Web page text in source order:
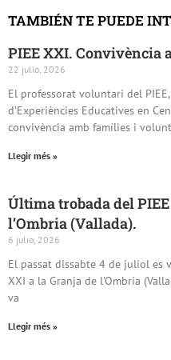
TAMBIÉN TE PUEDE
PIEE XXI.
22 julio, 2026
El professorat voluntari del
d’Experiències Educatives en
convivència amb famílies i
Llegir més »
Última trobada del
l’Ombria (Vallada).
6 julio, 2026
El passat dissabte 4 de juliol es
XXI a la Granja de l’Ombria
va
Llegir més »